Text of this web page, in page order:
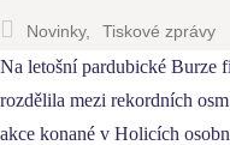
Novinky Tiskové zprávy
Na letošní pardubické Burze
rozdělila mezi rekordních
akce konané v Holicích